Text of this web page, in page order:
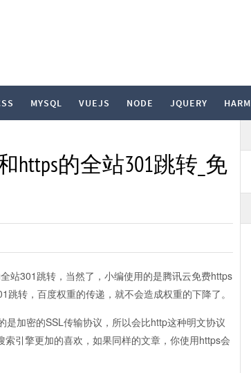
MYSQL VUEJS NODE JQUERY
https的全站301跳转_免
站301跳转，当然了，小编使用的是腾讯云免费https
转，百度权重的传递，就不会造成权重的下降了。
加密的SSL传输协议，所以会比http这种明文协议
引擎更加的喜欢，如果同样的文章，你使用https会